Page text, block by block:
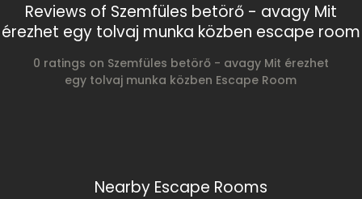
Reviews of Szemfüles betörő - avagy Mit
érezhet egy tolvaj munka közben escape room
0 ratings on Szemfüles betörő - avagy Mit érezhet
egy tolvaj munka közben Escape Room
Nearby Escape Rooms